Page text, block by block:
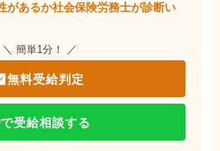
があるか社会保険労務士が診断い
＼ 簡単1分！ ／
無料受給判定
で受給相談する